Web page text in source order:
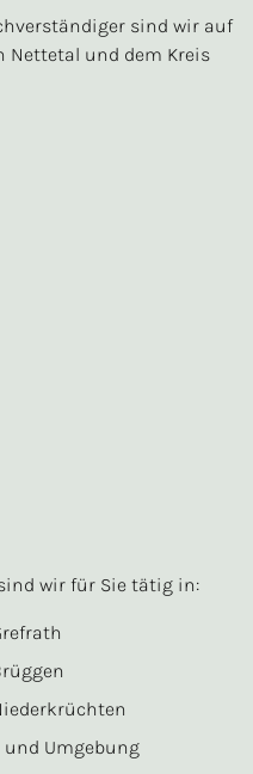
sind wir auf
und dem Kreis
wir für Sie tätig in:
und Umgebung